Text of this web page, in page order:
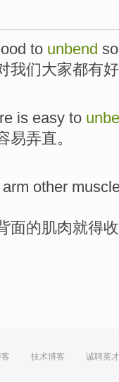
to unbend
我们大家都有
is easy to
易弄直。
arm other
面的肌肉就得
技术博客 诚聘英才